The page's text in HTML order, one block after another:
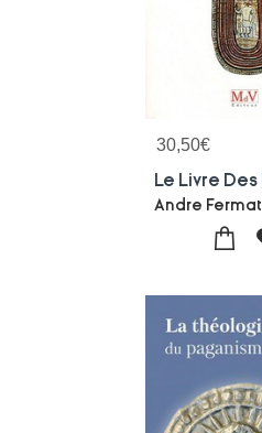
30,50€
Andre Fermat